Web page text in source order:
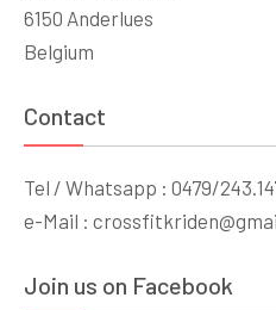
6150 Anderlues
Belgium
Contact
Tel / Whatsapp : 0479/
e-Mail :
Join us on Facebook